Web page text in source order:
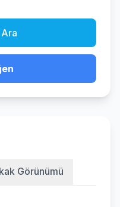
Görünümü